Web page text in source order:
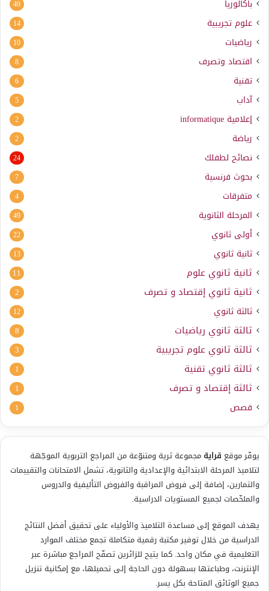
باكالوريا 49
علوم تجريبية 14
رياضيات 10
اقتصاد وتصرف 8
تقنية 6
آداب 5
إعلامية informatique
2
رياضة 2
نصائح لطفلك 24
بحوث فرنسية 7
متفرقات 4
المرحلة الثانوية 49
أولى ثانوي 22
ثانية ثانوي 13
ثانية ثانوي علوم 11
ثانية ثانوي إقتصاد و تصرف 2
ثالثة ثانوي 12
ثالثة ثانوي رياضيات 8
ثالثة ثانوي علوم تجريبية 3
ثالثة ثانوي تقنية 1
ثالثة إقتصاد و تصرف 1
قصص 1
يوفّر موقع قرايةمجموعة ثرية ومتنوّعة من المراجع التربوية الموجّهة
لتلاميذ المرحلة الابتدائية والإعدادية والثانوية، تشمل الامتحانات والتقييمات
والتمارين، إضافة إلى فروض المراقبة والفروض التأليفية والدروس
والملخّصات لجميع المستويات الدراسية.
يهدف الموقع إلى مساعدة التلاميذ والأولياء على تحقيق أفضل النتائج
الدراسية من خلال توفير مكتبة رقمية متكاملة تجمع مختلف الموارد
التعليمية في مكان واحد. كما يتيح للزائرين تصفّح المراجع مباشرة عبر
الإنترنت، وطباعتها بسهولة دون الحاجة إلى تحميلها، مع إمكانية تنزيل
جميع الوثائق المتاحة بكل يسر.